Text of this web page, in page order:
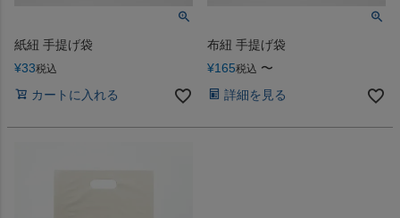
紙紐 手提げ袋
¥33税込
カートに入れる
布紐 手提げ袋
¥165税込 〜
詳細を見る